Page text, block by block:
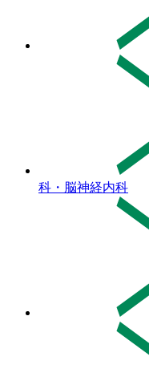
科・脳神経内科